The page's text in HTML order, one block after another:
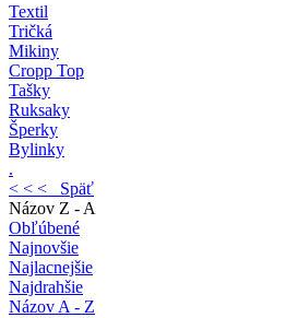
Textil
Tričká
Mikiny
Cropp Top
Tašky
Ruksaky
Šperky
Bylinky
.
< < < Späť
Názov Z - A
Obľúbené
Najnovšie
Najlacnejšie
Najdrahšie
Názov A - Z